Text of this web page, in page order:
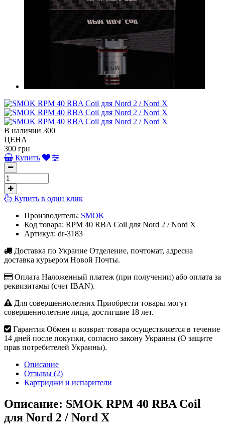
В наличии 300
ЦЕНА
300 грн
Купить
Купить в один клик
Производитель: SMOK
Код товара: RPM 40 RBA Coil для Nord 2 / Nord X
Артикул: dr-3183
Доставка по Украине Отделение, почтомат, адресна
доставка курьером Новой Почты.
Оплата Наложенный платеж (при получении) або оплата за
реквизитамы (счет IBAN).
Для совершеннолетних Приобрести товары могут
совершеннолетние лица, достигшие 18 лет.
Гарантия Обмен и возврат товара осуществляется в течение
14 дней после покупки, согласно закону Украины (О защите
прав потребителей Украины).
Описание
Отзывы (2)
Картриджи и испарители
Описание: SMOK RPM 40 RBA Coil
для Nord 2 / Nord X